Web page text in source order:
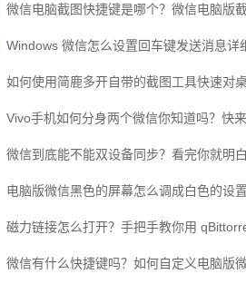
微信电脑截图快捷键是哪个？微信电脑版
Windows 微信怎么设置回车键发送消息详
如何使用简鹿多开自带的截图工具快速对
Vivo手机如何分身两个微信你知道吗？快
微信到底能不能双设备同步？看完你就明
电脑版微信黑色的屏幕怎么调成白色的设
磁力链接怎么打开？手把手教你用
微信有什么快捷键吗？如何自定义电脑版